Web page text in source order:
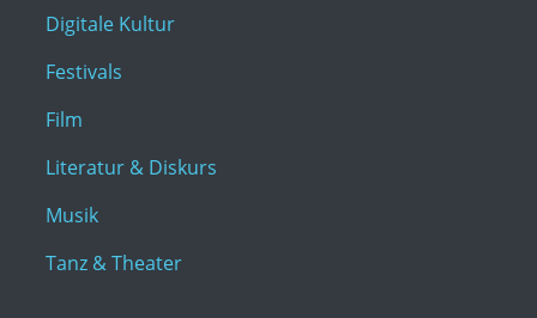
Digitale Kultur
Festivals
Film
Literatur & Diskurs
Musik
Tanz & Theater